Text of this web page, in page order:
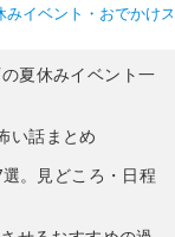
みイベント・おでかけ
夏休みイベント一
い話まとめ
。見どころ・日程